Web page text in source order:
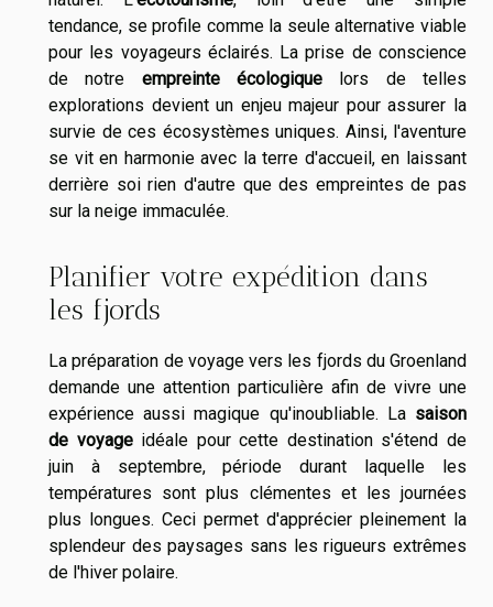
tendance, se profile comme la seule alternative viable
pour les voyageurs éclairés. La prise de conscience
de notre empreinte écologique lors de telles
explorations devient un enjeu majeur pour assurer la
survie de ces écosystèmes uniques. Ainsi, l'aventure
se vit en harmonie avec la terre d'accueil, en laissant
derrière soi rien d'autre que des empreintes de pas
sur la neige immaculée.
Planifier votre expédition dans
les fjords
La préparation de voyage vers les fjords du Groenland
demande une attention particulière afin de vivre une
expérience aussi magique qu'inoubliable. La saison
de voyageidéale pour cette destination s'étend de
juin à septembre, période durant laquelle les
températures sont plus clémentes et les journées
plus longues. Ceci permet d'apprécier pleinement la
splendeur des paysages sans les rigueurs extrêmes
de l'hiver polaire.